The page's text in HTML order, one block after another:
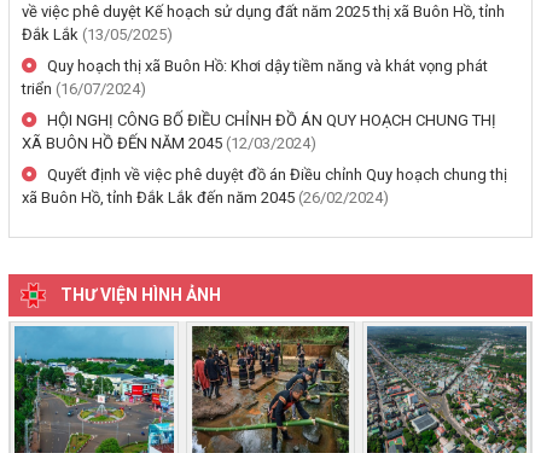
Thông báo về việc niêm yết, công khai hồ sơ cấp giấy chứng nhận
quyền sử dụng đất lần đầu 02 hồ sơ của các cá nhân đang sử dụng
đất tại Phường Buôn Hồ, tỉnh Đắk Lắk
(06/08/2026, 00:00)
quyền sử dụng đất mang tên bà Nguyễn Thị Hạnh. Thường trú tại:
Phường Buôn Hồ, tỉnh Đắk Lắk
(06/08/2026, 00:00)
Thông báo về việc niêm yết, công khai hồ sơ mất Giấy chứng nhận
quyền sử dụng đất mang tên ông Phạm Quốc Việt và bà Nông Thị
Ngọc Loan. Thường trú tại: Phường Buôn Hồ, tỉnh Đắk Lắk
(06/08/2026, 00:00)
V/v công khai Quyết định số 2412/QĐ-UBND ngày 31/7/2026 của
về việc phê duyệt Kế hoạch sử dụng đất năm 2025 thị xã Buôn Hồ, tỉnh
Đắk Lắk (13/05/2025)
Quy hoạch thị xã Buôn Hồ: Khơi dậy tiềm năng và khát vọng phát
triển (16/07/2024)
HỘI NGHỊ CÔNG BỐ ĐIỀU CHỈNH ĐỒ ÁN QUY HOẠCH CHUNG THỊ
XÃ BUÔN HỒ ĐẾN NĂM 2045 (12/03/2024)
Quyết định về việc phê duyệt đồ án Điều chỉnh Quy hoạch chung thị
xã Buôn Hồ, tỉnh Đắk Lắk đến năm 2045 (26/02/2024)
THƯ VIỆN HÌNH ẢNH
‹ ›